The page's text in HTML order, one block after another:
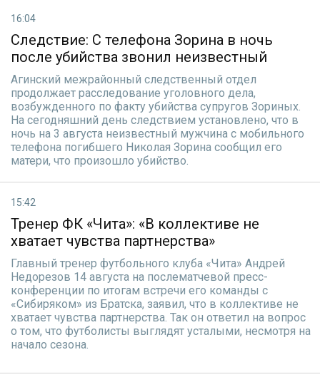
16:04
Следствие: С телефона Зорина в ночь
после убийства звонил неизвестный
Агинский межрайонный следственный отдел
продолжает расследование уголовного дела,
возбужденного по факту убийства супругов Зориных.
На сегодняшний день следствием установлено, что в
ночь на 3 августа неизвестный мужчина с мобильного
телефона погибшего Николая Зорина сообщил его
матери, что произошло убийство.
15:42
Тренер ФК «Чита»: «В коллективе не
хватает чувства партнерства»
Главный тренер футбольного клуба «Чита» Андрей
Недорезов 14 августа на послематчевой пресс-
конференции по итогам встречи его команды с
«Сибиряком» из Братска, заявил, что в коллективе не
хватает чувства партнерства. Так он ответил на вопрос
о том, что футболисты выглядят усталыми, несмотря на
начало сезона.